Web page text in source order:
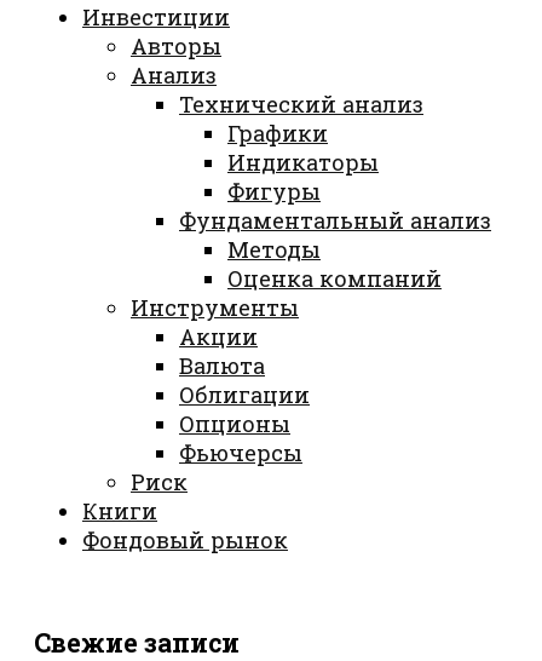
Инвестиции
Авторы
Анализ
Технический анализ
Графики
Индикаторы
Фигуры
Фундаментальный анализ
Методы
Оценка компаний
Инструменты
Акции
Валюта
Облигации
Опционы
Фьючерсы
Риск
Книги
Фондовый рынок
Свежие записи